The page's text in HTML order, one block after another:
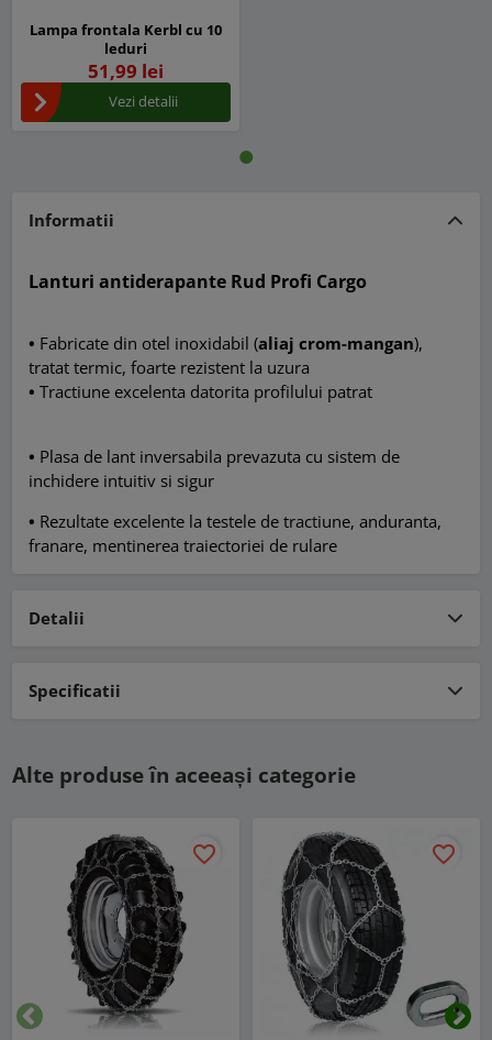
Lampa frontala Kerbl cu 10
leduri
51,99 lei
Vezi detalii
Informatii
Lanturi antiderapante Rud Profi Cargo
• Fabricate din otel inoxidabil (aliaj crom-mangan),
tratat termic, foarte rezistent la uzura
• Tractiune excelenta datorita profilului patrat
• Plasa de lant inversabila prevazuta cu sistem de
inchidere intuitiv si sigur
• Rezultate excelente la testele de tractiune, anduranta,
franare, mentinerea traiectoriei de rulare
Detalii
Specificatii
Alte produse în aceeași categorie
favorite_border favorite_border